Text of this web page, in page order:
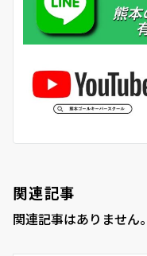
関連記事
関連記事はありません。